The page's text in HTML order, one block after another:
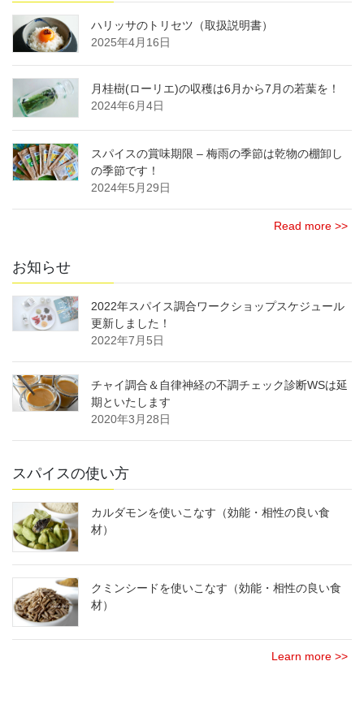
ハリッサのトリセツ（取扱説明書）
2025年4月16日
月桂樹(ローリエ)の収穫は6月から7月の若葉を！
2024年6月4日
スパイスの賞味期限 – 梅雨の季節は乾物の棚卸し
の季節です！
2024年5月29日
Read more >>
お知らせ
2022年スパイス調合ワークショップスケジュール
更新しました！
2022年7月5日
チャイ調合＆自律神経の不調チェック診断WSは延
期といたします
2020年3月28日
スパイスの使い方
カルダモンを使いこなす（効能・相性の良い食
材）
クミンシードを使いこなす（効能・相性の良い食
材）
Learn more >>